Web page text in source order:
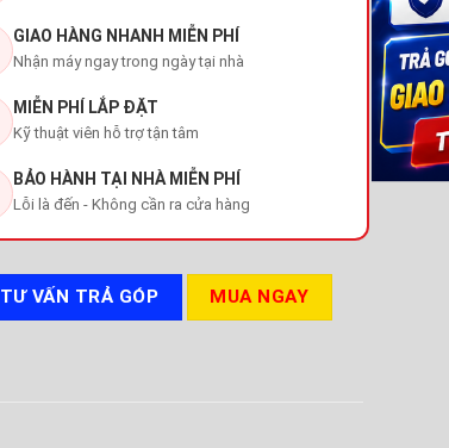
GIAO HÀNG NHANH MIỄN PHÍ
Nhận máy ngay trong ngày tại nhà
MIỄN PHÍ LẮP ĐẶT
Kỹ thuật viên hỗ trợ tận tâm
BẢO HÀNH TẠI NHÀ MIỄN PHÍ
Lỗi là đến - Không cần ra cửa hàng
TƯ VẤN TRẢ GÓP MUA NGAY